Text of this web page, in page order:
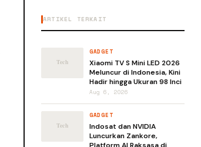
ARTIKEL TERKAIT
GADGET
Xiaomi TV S Mini LED 2026
Meluncur di Indonesia, Kini
Hadir hingga Ukuran 98 Inci
Aug 6, 2026
GADGET
Indosat dan NVIDIA
Luncurkan Zankore,